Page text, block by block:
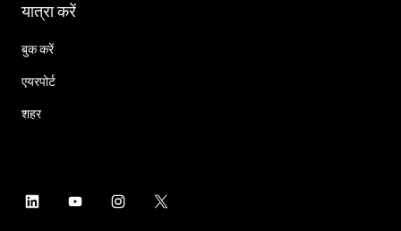
यात्रा करें
बुक करें
एयरपोर्ट
शहर